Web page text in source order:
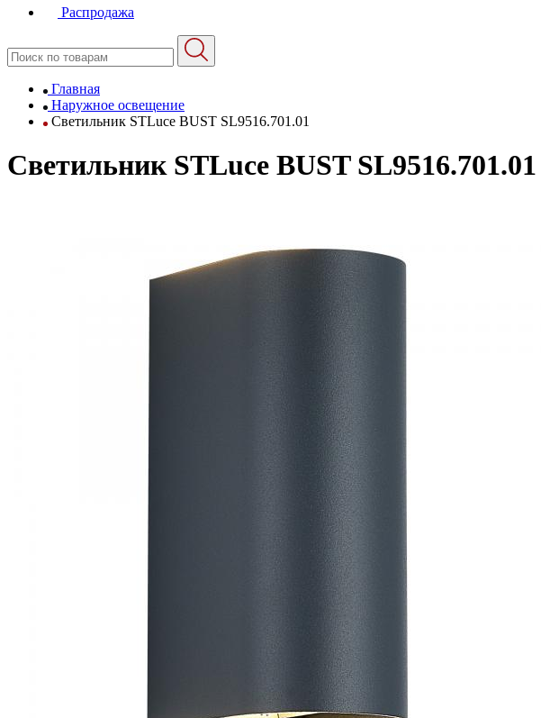
Распродажа
Главная
Наружное освещение
Светильник STLuce BUST SL9516.701.01
Светильник STLuce BUST SL9516.701.01